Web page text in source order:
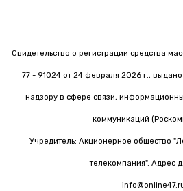
Свидетельство о регистрации средства
77 - 91024 от 24 февраля 2026 г.,
надзору в сфере связи,
коммуникаций
Учредитель: Акционерное общество
телекомпания". Адрес